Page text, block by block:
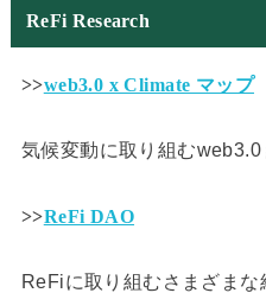
ReFi Research
>>web3.0 x Climate マップ
気候変動に取り組むweb3.0
>>ReFi DAO
ReFiに取り組むさまざまな